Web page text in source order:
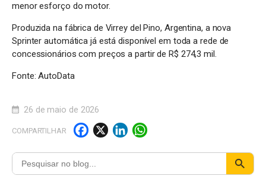
menor esforço do motor.
Produzida na fábrica de Virrey del Pino, Argentina, a nova
Sprinter automática já está disponível em toda a rede de
concessionários com preços a partir de R$ 274,3 mil.
Fonte: AutoData
26 de maio de 2026
COMPARTILHAR
F
a
c
X Li
n
k
W
h
a